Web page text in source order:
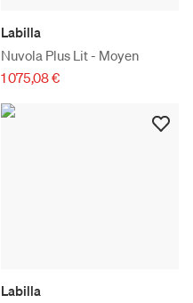
Labilla
Nuvola Plus Lit - Moyen
1 075,08 €
Labilla